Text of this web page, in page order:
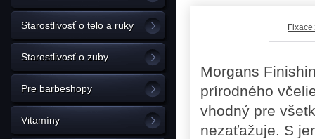
Starostlivosť o telo a ruky
Starostlivosť o zuby
Pre barbeshopy
Vitamíny
Fixace:
Morgans
prírodného
vhodný pre
nezaťažuje. S